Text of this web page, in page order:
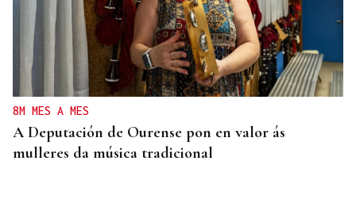
8M MES A MES
A Deputación de Ourense pon en valor ás
mulleres da música tradicional